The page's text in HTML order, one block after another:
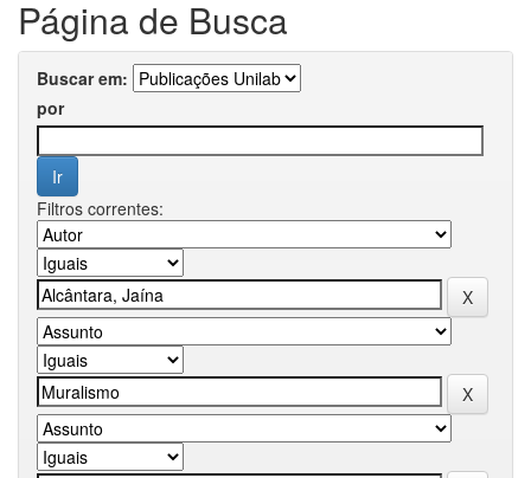
Página de Busca
Buscar em:
por
Filtros correntes: